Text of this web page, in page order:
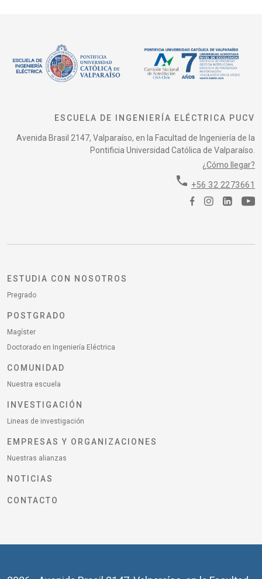
ESCUELA DE INGENIERÍA ELÉCTRICA PUCV
Avenida Brasil 2147, Valparaíso, en la Facultad de Ingeniería de la
Pontificia Universidad Católica de Valparaíso.
¿Cómo llegar?
phone +56 32 2273661
ESTUDIA CON NOSOTROS
Pregrado
POSTGRADO
Magíster
Doctorado en Ingeniería Eléctrica
COMUNIDAD
Nuestra escuela
INVESTIGACIÓN
Lineas de investigación
EMPRESAS Y ORGANIZACIONES
Nuestras alianzas
NOTICIAS
CONTACTO